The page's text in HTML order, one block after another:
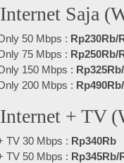
Saja
50 Mbps : Rp230Rb/
75 Mbps : Rp250Rb/
150 Mbps :
200 Mbps :
+ TV
TV 30 Mbps : Rp340Rb
TV 50 Mbps : Rp345Rb/